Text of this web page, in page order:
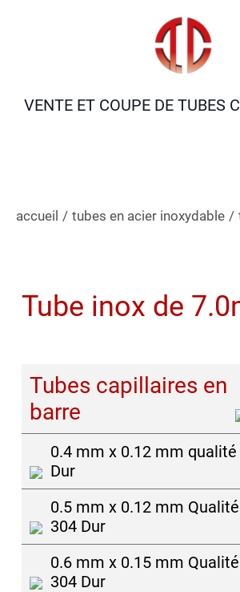
VENTE ET COUPE DE TUBES
accueil / tubes en acier inoxydable /
Tube inox de
Tubes capillaires en
barre
0.4 mm x 0.12 mm qualité
Dur
0.5 mm x 0.12 mm Qualité
304 Dur
0.6 mm x 0.15 mm Qualité
304 Dur